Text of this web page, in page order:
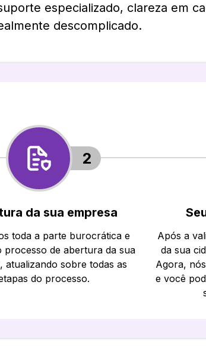
especializado, clareza em
descomplicado.
2
da sua empresa
toda a parte burocrática e
processo de abertura da sua
atualizando sobre todas as
do processo.
Após a
da sua
Agora,
e você